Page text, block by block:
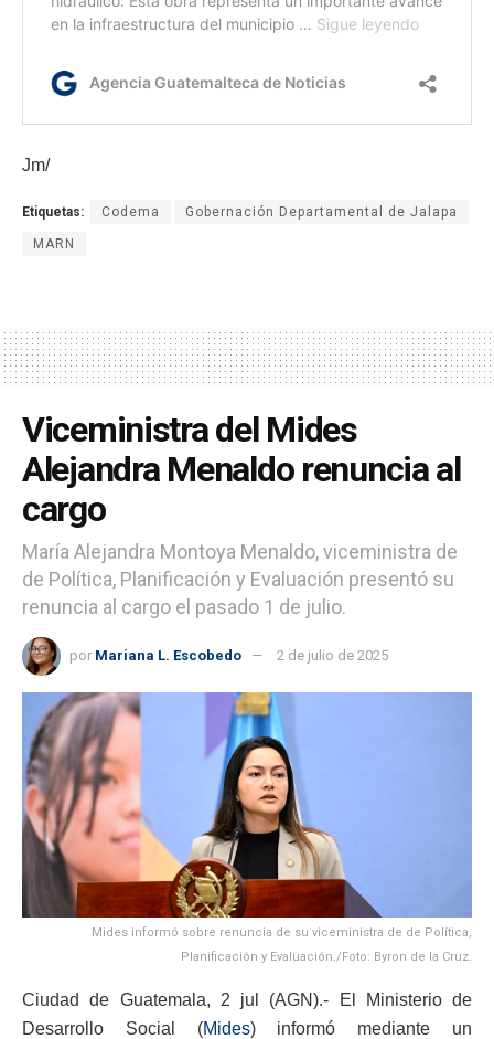
Jm/
Etiquetas: Codema Gobernación Departamental de Jalapa
MARN
Viceministra del Mides
Alejandra Menaldo renuncia al
cargo
María Alejandra Montoya Menaldo, viceministra de
de Política, Planificación y Evaluación presentó su
renuncia al cargo el pasado 1 de julio.
por Mariana L. Escobedo 2 de julio de 2025
Mides informó sobre renuncia de su viceministra de de Política,
Planificación y Evaluación./Foto: Byron de la Cruz.
Ciudad de Guatemala, 2 jul (AGN).- El Ministerio de
Desarrollo Social (Mides) informó mediante un